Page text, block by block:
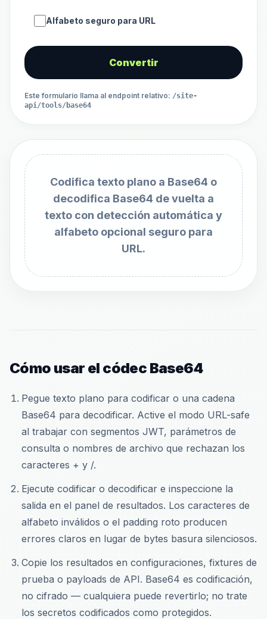
Alfabeto seguro para URL
Convertir
Este formulario llama al endpoint relativo: /site-
api/tools/base64
Codifica texto plano a Base64 o
decodifica Base64 de vuelta a
texto con detección automática y
alfabeto opcional seguro para
URL.
Cómo usar el códec Base64
Pegue texto plano para codificar o una cadena
Base64 para decodificar. Active el modo URL-safe
al trabajar con segmentos JWT, parámetros de
consulta o nombres de archivo que rechazan los
caracteres + y /.
Ejecute codificar o decodificar e inspeccione la
salida en el panel de resultados. Los caracteres de
alfabeto inválidos o el padding roto producen
errores claros en lugar de bytes basura silenciosos.
Copie los resultados en configuraciones, fixtures de
prueba o payloads de API. Base64 es codificación,
no cifrado — cualquiera puede revertirlo; no trate
los secretos codificados como protegidos.